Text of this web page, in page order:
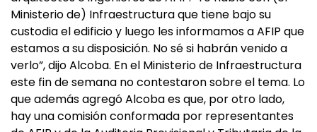
Ministerio de) Infraestructura que tiene bajo su
custodia el edificio y luego les informamos a AFIP que
estamos a su disposición. No sé si habrán venido a
verlo”, dijo Alcoba. En el Ministerio de Infraestructura
este fin de semana no contestaron sobre el tema. Lo
que además agregó Alcoba es que, por otro lado,
hay una comisión conformada por representantes